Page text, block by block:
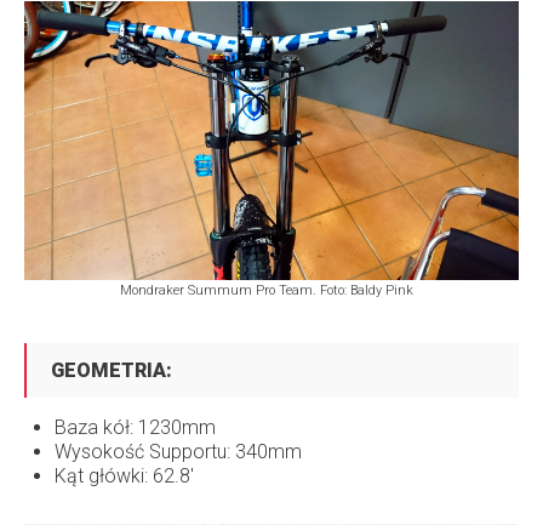
Mondraker Summum Pro Team. Foto: Baldy Pink
GEOMETRIA:
Baza kół: 1230mm
Wysokość Supportu: 340mm
Kąt główki: 62.8'